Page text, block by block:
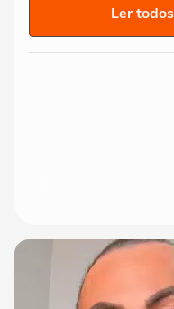
Ler